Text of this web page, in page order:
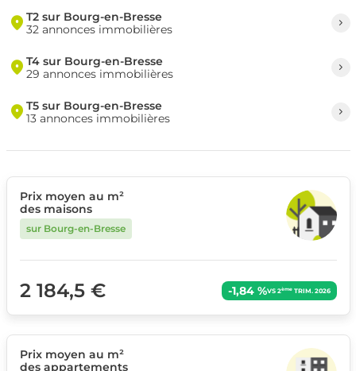
T2 sur Bourg-en-Bresse
32 annonces immobilières
T4 sur Bourg-en-Bresse
29 annonces immobilières
T5 sur Bourg-en-Bresse
13 annonces immobilières
Prix moyen au m²
des maisons
sur Bourg-en-Bresse
2 184,5 € -1,84 %VS 2èmeTRIM. 2026
Prix moyen au m²
des appartements